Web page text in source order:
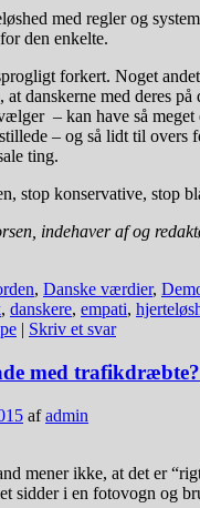
med regler og
den enkelte.
forkert. Noget
danskerne med deres på
– kan have så
– og så lidt til overs
ting.
stop konservative, stop
indehaver af og
, Danske værdier,
, danskere, empati,
| Skriv et svar
med trafikdræbte?
afadmin
mener ikke, at det er
sidder i en fotovogn og